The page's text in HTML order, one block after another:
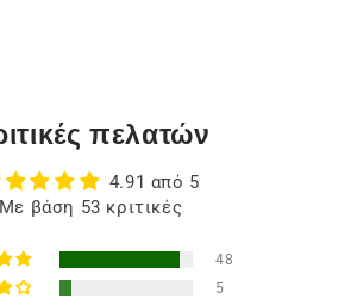
πελατών
4.91 από 5
Με βάση 53 κριτικές
48
5